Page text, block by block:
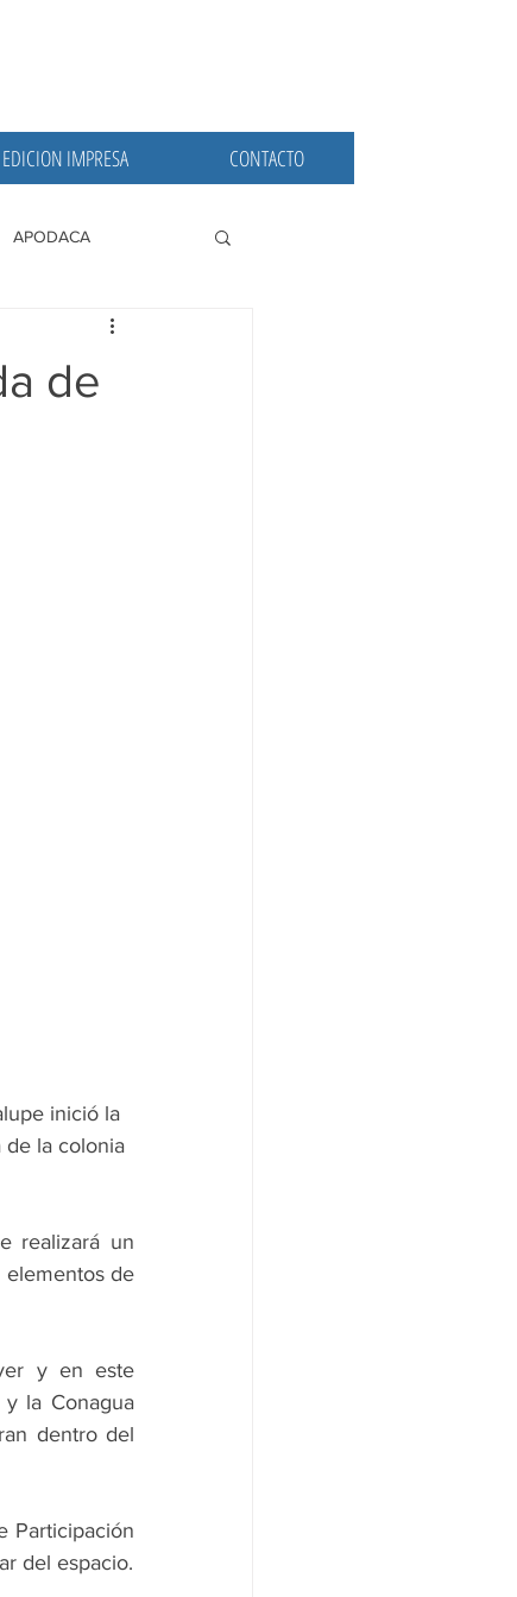
EDICION IMPRESA CONTACTO
APODACA
de
inició la
de la colonia
realizará un
elementos de
y en este
la Conagua
dentro del
Participación
del espacio.